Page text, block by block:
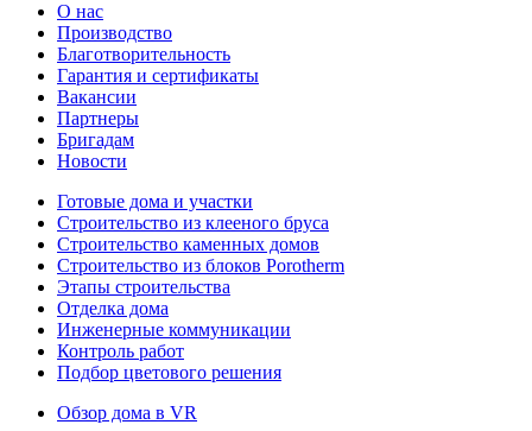
О нас
Производство
Благотворительность
Гарантия и сертификаты
Вакансии
Партнеры
Бригадам
Новости
Готовые дома и участки
Строительство из клееного бруса
Строительство каменных домов
Строительство из блоков Porotherm
Этапы строительства
Отделка дома
Инженерные коммуникации
Контроль работ
Подбор цветового решения
Обзор дома в VR